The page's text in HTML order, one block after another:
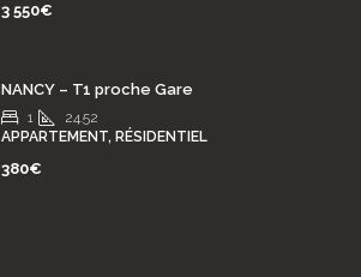
3 550€
NANCY – T1 proche Gare
1
24.52
APPARTEMENT, RÉSIDENTIEL
380€